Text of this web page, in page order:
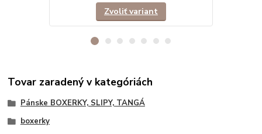
Zvoliť variant
Tovar zaradený v kategóriách
Pánske BOXERKY, SLIPY, TANGÁ
boxerky